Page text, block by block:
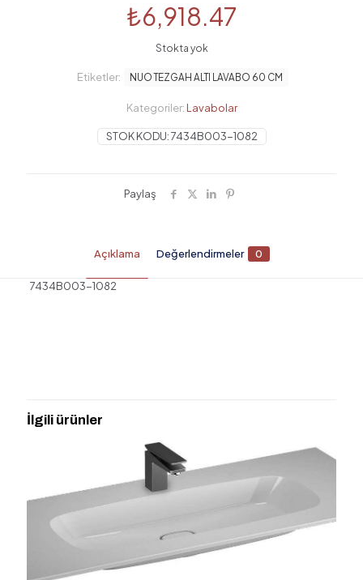
₺6,918.47
Stokta yok
STOK KODU:7434B003-1082
Kategoriler: Lavabolar
Etiketler: NUO TEZGAH ALTI LAVABO 60 CM
Paylaş
Açıklama Değerlendirmeler 0
7434B003-1082
için yorum yapan ilk kişi siz olun
E-posta adresiniz yayınlanmayacak.
Derecelendirmeniz*
1/5
2/5
3/5
yıldız
4/5
yıldız
5/5
İlgili ürünler